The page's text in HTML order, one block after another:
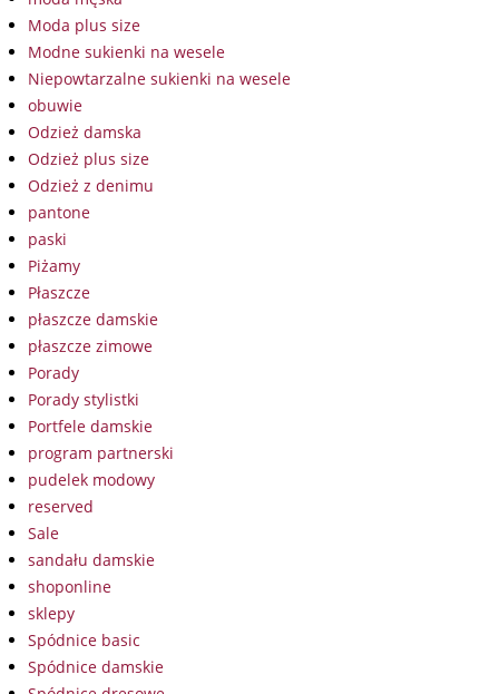
Moda plus size
Modne sukienki na wesele
Niepowtarzalne sukienki na wesele
obuwie
Odzież damska
Odzież plus size
Odzież z denimu
pantone
paski
Piżamy
Płaszcze
płaszcze damskie
płaszcze zimowe
Porady
Porady stylistki
Portfele damskie
program partnerski
pudelek modowy
reserved
Sale
sandału damskie
shoponline
sklepy
Spódnice basic
Spódnice damskie